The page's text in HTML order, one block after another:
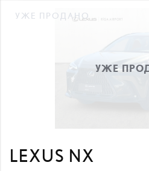
УЖЕ ПРОДАНО
УЖЕ
LEXUS NX